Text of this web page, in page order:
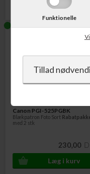
Funktionelle
Canon PGI-525PGBK
Blækpatron Foto Sort
med 2 stk
230,00